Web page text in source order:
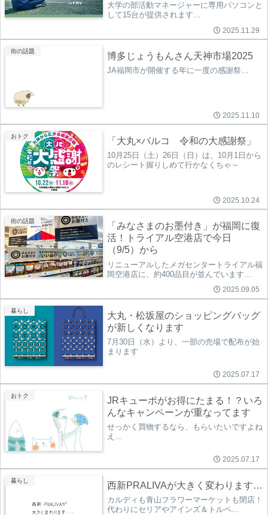
大学の部活動マネージャーに専用パソコンと
して15台が提供されます…
2025.11.29
街の話題 博多じょうもんさん天神市場2025
JA福岡市が開催する年に一度の感謝祭…
2025.11.10
おトク 「大丸×パルコ 令和の大感謝祭」
10月25日（土）26日（日）は、10月1日から
のレシート握りしめて行かなくちゃ～
2025.10.24
街の話題
「みなさまのお墨付き」が福岡に復
活！トライアル空港店で今日
（9/5）から
リニューアルしたメガセンタートライアル福
岡空港店に、約400品目が並んでいます…
2025.09.05
暮らし
大丸・松坂屋のショッピングバッグ
が新しくなります
7月30日（水）より、一部の売場で配布が始
まります
2025.07.17
おトク
JRキューポがお得にたまる！？いろ
んなキャンペーンが重なってます
せっかく買物するなら、もらいたいですよね
え…
2025.07.17
暮らし 西新PRALIVAが大きく変わります…
カルディも青山フラワーマーケットも閉店！
代わりにセリアやアインズ＆トルペ…